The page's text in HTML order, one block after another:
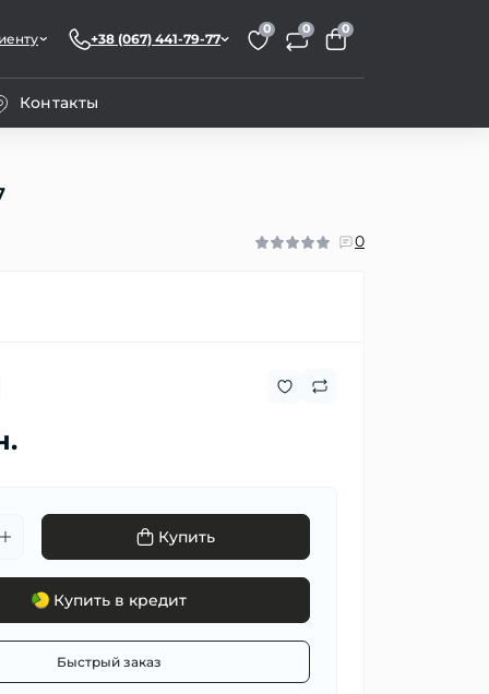
+38 (067) 441-79-77
0 0 0
Контакты
0
Купить
Купить в кредит
Быстрый заказ